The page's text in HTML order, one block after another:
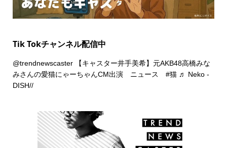
Tik Tokチャンネル配信中
@trendnewscaster【キャスター井手美希】元AKB48高橋みな
みさんの愛猫にゃーちゃんCM出演 ニュース #猫 ♬ Neko -
DISH//